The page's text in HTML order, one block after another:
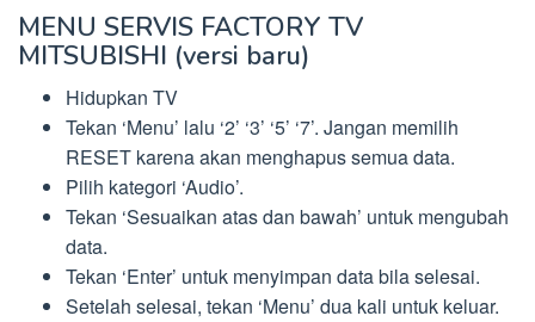
MENU SERVIS FACTORY TV
MITSUBISHI (versi baru)
Hidupkan TV
Tekan ‘Menu’ lalu ‘2’ ‘3’ ‘5’ ‘7’. Jangan memilih
RESET karena akan menghapus semua data.
Pilih kategori ‘Audio’.
Tekan ‘Sesuaikan atas dan bawah’ untuk mengubah
data.
Tekan ‘Enter’ untuk menyimpan data bila selesai.
Setelah selesai, tekan ‘Menu’ dua kali untuk keluar.